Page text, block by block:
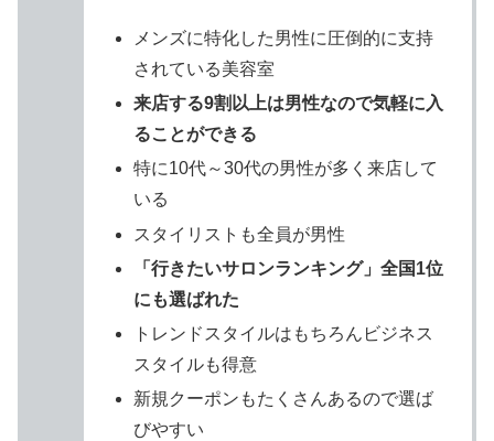
メンズに特化した男性に圧倒的に支持
されている美容室
来店する9割以上は男性なので気軽に入
ることができる
特に10代～30代の男性が多く来店して
いる
スタイリストも全員が男性
「行きたいサロンランキング」全国1位
にも選ばれた
トレンドスタイルはもちろんビジネス
スタイルも得意
新規クーポンもたくさんあるので選ば
びやすい